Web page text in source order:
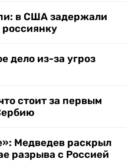
в США задержали
дело из-за угроз
стоит за первым
Медведев раскрыл
разрыва с Россией